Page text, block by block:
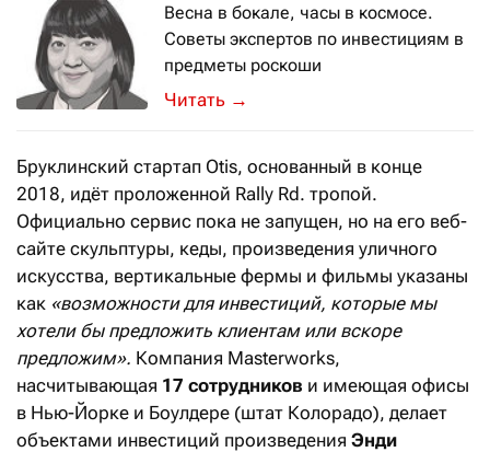
Весна в бокале, часы в космосе.
Советы экспертов по инвестициям в
предметы роскоши
Их подготовила американская
→
Бруклинский стартап Otis, основанный в конце
2018, идёт проложенной Rally Rd. тропой.
Официально сервис пока не запущен, но на его веб-
сайте скульптуры, кеды, произведения уличного
искусства, вертикальные фермы и фильмы указаны
как «возможности для инвестиций, которые мы
хотели бы предложить клиентам или вскоре
предложим». Компания Masterworks,
насчитывающая 17 сотрудников и имеющая офисы
в Нью-Йорке и Боулдере (штат Колорадо), делает
объектами инвестиций произведения Энди